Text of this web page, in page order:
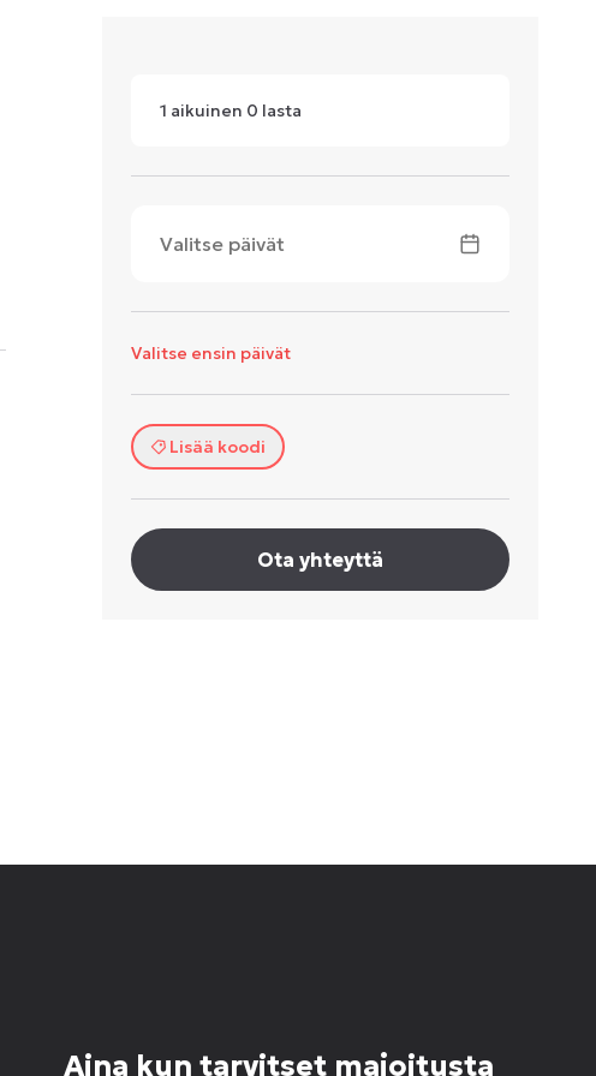
1 aikuinen 0 lasta
Valitse päivät
Valitse ensin päivät
Lisää koodi
Ota yhteyttä
Aina kun tarvitset majoitusta